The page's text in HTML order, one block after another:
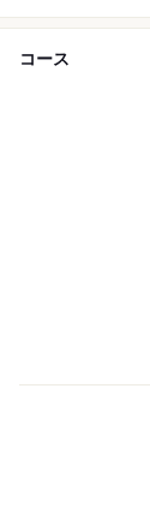
コース